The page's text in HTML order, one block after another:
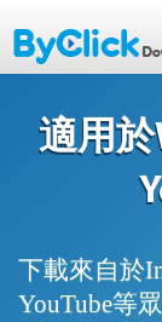
適用
下載來自於
YouTube等